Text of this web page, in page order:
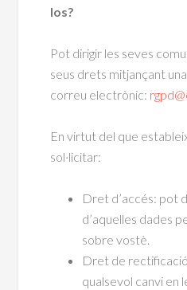
los?
Pot dirigir les seves
seus drets mitjançant
correu electrònic:
En virtut del que
sol·licitar:
Dret d’accés: pot
d’aquelles dades
sobre vostè.
Dret de
qualsevol canvi en